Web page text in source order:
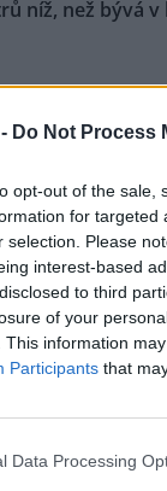
Do Not Process
opt-out of the sale,
for targeted
selection. Please
interest-based
to third
of your
This information
Participants that
Data Processing
níž, než bývá v
vodní nádrže Vír
je oproti
asi o osm metrů.
cesty. Nádrž je
do vodáren, i
řekl ČTK
za postup
radní a
Hoffmannová
za postup